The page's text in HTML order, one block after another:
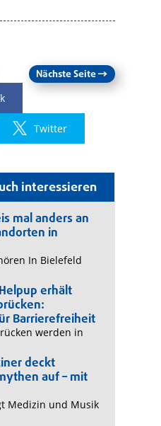
interessieren
mal anders an
in
In Bielefeld
erhält
Barrierefreiheit
werden in
deckt
auf – mit
Medizin und Musik
Nächste Seite→
Twitter